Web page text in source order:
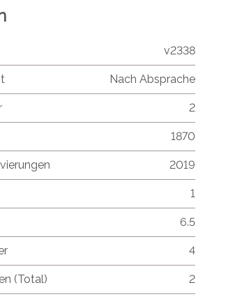
v2338
Nach Absprache
2
1870
2019
1
6.5
4
(Total) 2